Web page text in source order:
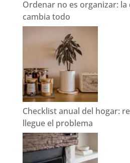
Ordenar no es organizar:
cambia todo
Checklist anual del hogar:
llegue el problema